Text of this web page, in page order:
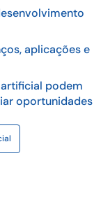
aplicações e
podem
oportunidades